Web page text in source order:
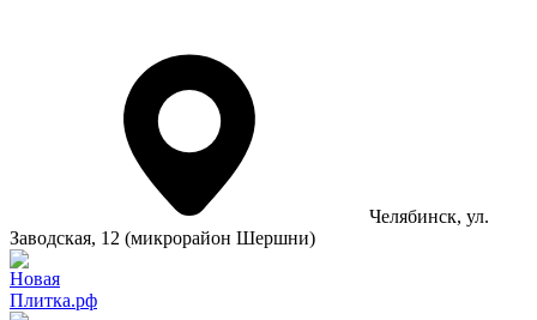
Челябинск, ул.
Заводская, 12 (микрорайон Шершни)